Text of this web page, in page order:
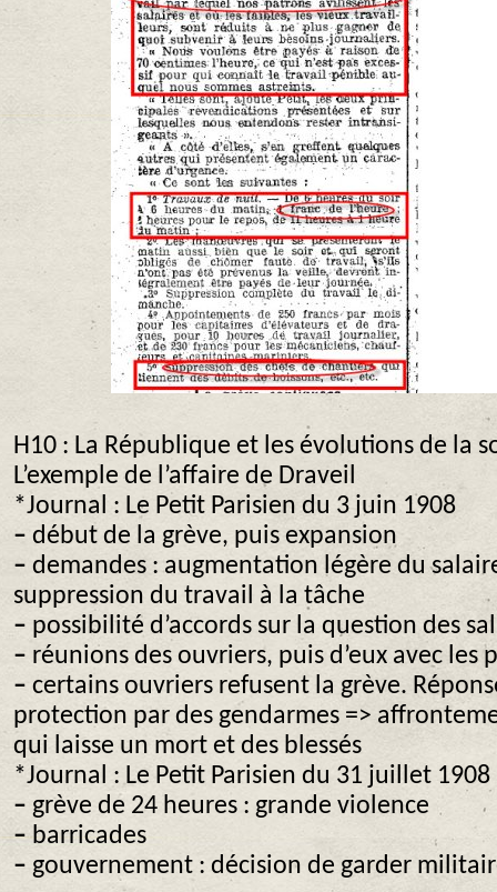
H10 : La République et les évolutions de la
L’exemple de l’affaire de Draveil
*Journal : Le Petit Parisien du 3 juin 1908
– début de la grève, puis expansion
– demandes : augmentation légère du
suppression du travail à la tâche
– possibilité d’accords sur la question des
– réunions des ouvriers, puis d’eux avec les
– certains ouvriers refusent la grève.
protection par des gendarmes =>
qui laisse un mort et des blessés
*Journal : Le Petit Parisien du 31 juillet
– grève de 24 heures : grande violence
–barricades
– gouvernement : décision de garder